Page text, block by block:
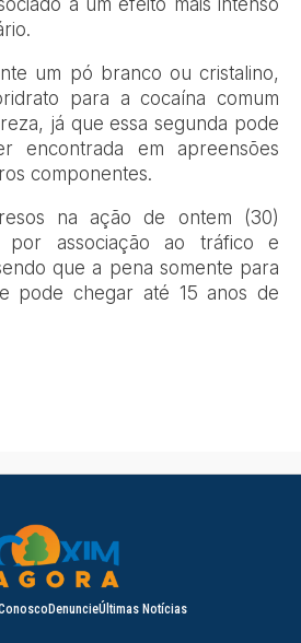
um pó branco ou cristalino,
para a cocaína comum
já que essa segunda pode
encontrada em apreensões
componentes.
na ação de ontem (30)
por associação ao tráfico e
que a pena somente para
pode chegar até 15 anos de
DenuncieÚltimas Notícias